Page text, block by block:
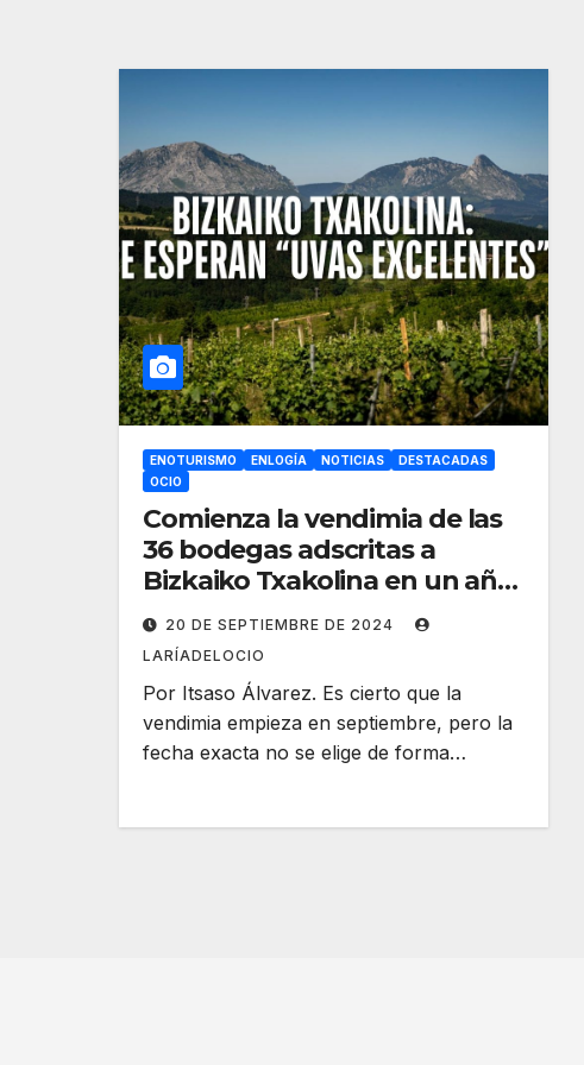
ENOTURISMO ENLOGÍA NOTICIAS
DESTACADAS
OCIO
Comienza la vendimia de las
36 bodegas adscritas a
Bizkaiko Txakolina en un año
marcado por un «clima
cambiante»
20 DE SEPTIEMBRE DE 2024
LARÍADELOCIO
Por Itsaso Álvarez. Es cierto que la
vendimia empieza en septiembre, pero la
fecha exacta no se elige de forma…